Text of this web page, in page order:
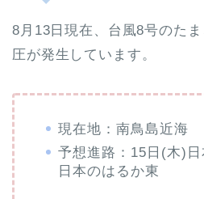
8月13日現在、台風8号のた
圧が発生しています。
現在地：南鳥島近海
予想進路：15日(木)
日本のはるか東